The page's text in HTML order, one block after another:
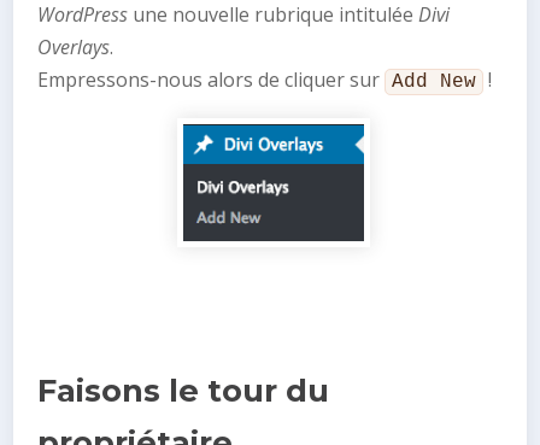
WordPress une nouvelle rubrique intituléeDivi
Overlays.
Empressons-nous alors de cliquer sur Add New !
Faisons le tour du